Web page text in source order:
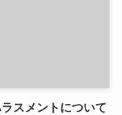
スメントについて